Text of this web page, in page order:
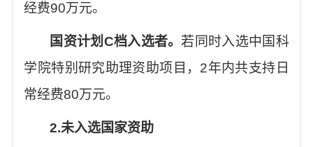
经费90万元。
国资计划 C档入选者。若同时入选中国科
学院特别研究助理资助项目， 2年内共支持日
常经费80万元。
2.未入选国家资助